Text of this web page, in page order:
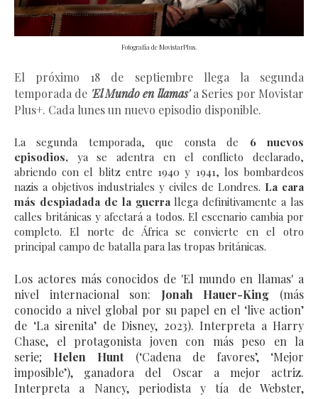
Fotografía de MovistarPlus.
El próximo 18 de septiembre llega la segunda
temporada de 'El Mundo en llamas'a Series por Movistar
Plus+. Cada lunes un nuevo episodio disponible.
La segunda temporada, que consta de 6 nuevos
episodios, ya se adentra en el conflicto declarado,
abriendo con el blitz entre 1940 y 1941, los bombardeos
nazis a objetivos industriales y civiles de Londres. La cara
más despiadada de la guerrallega definitivamente a las
calles británicas y afectará a todos. El escenario cambia por
completo. El norte de África se convierte en el otro
principal campo de batalla para las tropas británicas.
Los actores más conocidos de 'El mundo en llamas' a
nivel internacional son: Jonah Hauer-King (más
conocido a nivel global por su papel en el ‘live action’
de ‘La sirenita’ de Disney, 2023). Interpreta a Harry
Chase, el protagonista joven con más peso en la
serie; Helen Hunt (‘Cadena de favores’, ‘Mejor
imposible’), ganadora del Oscar a mejor actriz.
Interpreta a Nancy, periodista y tía de Webster,